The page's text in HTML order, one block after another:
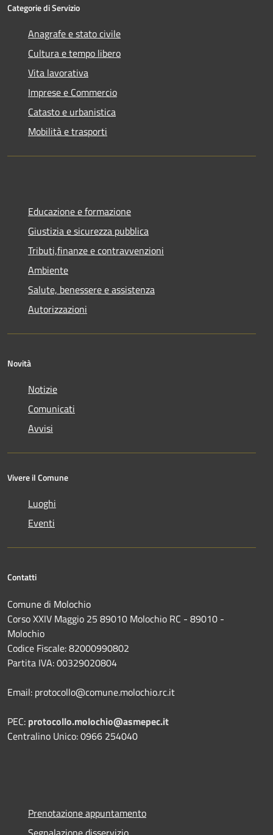
Categorie di Servizio
Anagrafe e stato civile
Cultura e tempo libero
Vita lavorativa
Imprese e Commercio
Catasto e urbanistica
Mobilità e trasporti
Educazione e formazione
Giustizia e sicurezza pubblica
Tributi,finanze e contravvenzioni
Ambiente
Salute, benessere e assistenza
Autorizzazioni
Novità
Notizie
Comunicati
Avvisi
Vivere il Comune
Luoghi
Eventi
Contatti
Comune di Molochio
Corso XXIV Maggio 25 89010 Molochio RC - 89010 -
Molochio
Codice Fiscale: 82000990802
Partita IVA: 00329020804
Email: protocollo@comune.molochio.rc.it
PEC: protocollo.molochio@asmepec.it
Centralino Unico: 0966 254040
Prenotazione appuntamento